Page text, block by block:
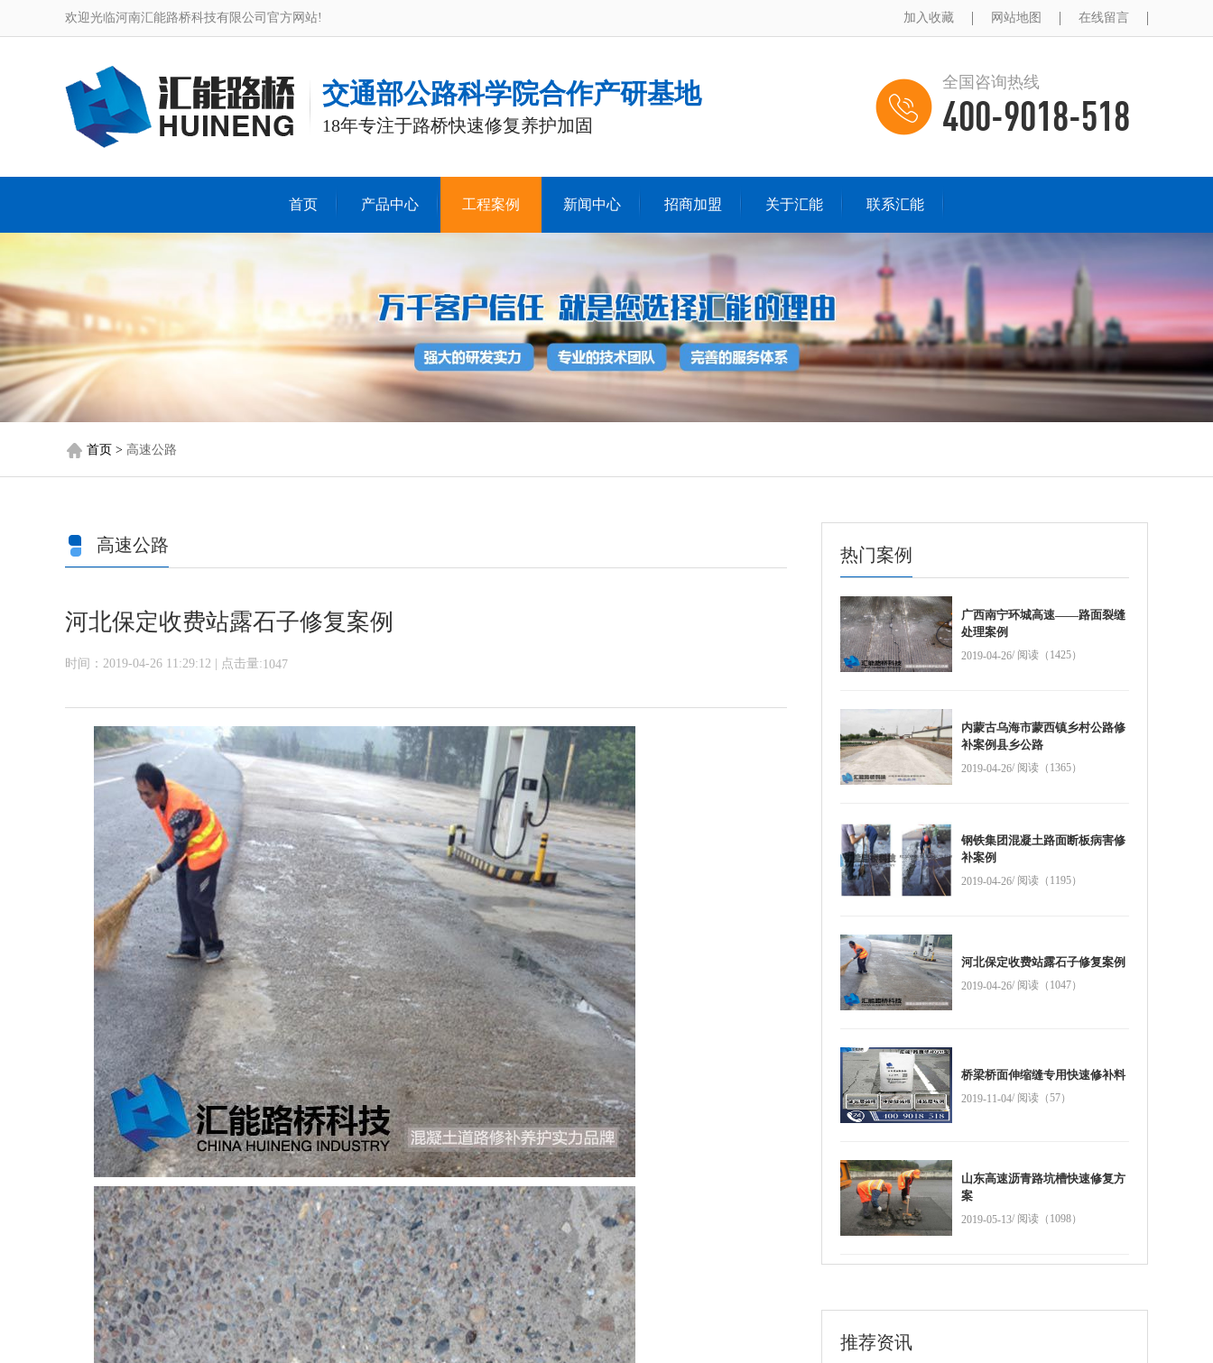
欢迎光临河南汇能路桥科技有限公司官方网站! 加入收藏 网站地图 在线留言
交通部公路科学院合作产研基地
18年专注于路桥快速修复养护加固
全国咨询热线
400-9018-518
首页 产品中心 工程案例 新闻中心 招商加盟 关于汇能 联系汇能
首页 > 高速公路
高速公路
河北保定收费站露石子修复案例
时间：2019-04-26 11:29:12 | 点击量:1047
热门案例
广西南宁环城高速——路面裂缝
处理案例
2019-04-26/ 阅读（1425）
内蒙古乌海市蒙西镇乡村公路修
补案例县乡公路
2019-04-26/ 阅读（1365）
钢铁集团混凝土路面断板病害修
补案例
2019-04-26/ 阅读（1195）
河北保定收费站露石子修复案例
2019-04-26/ 阅读（1047）
桥梁桥面伸缩缝专用快速修补料
2019-11-04/ 阅读（57）
山东高速沥青路坑槽快速修复方
案
2019-05-13/ 阅读（1098）
推荐资讯